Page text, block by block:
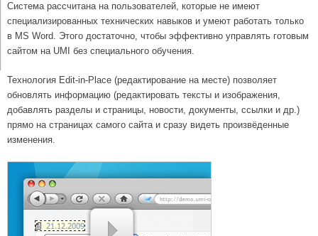
Система рассчитана на пользователей, которые не имеют
специализированных технических навыков и умеют работать только
в MS Word. Этого достаточно, чтобы эффективно управлять готовым
сайтом на UMI без специального обучения.
Технология Edit-in-Place (редактирование на месте) позволяет
обновлять информацию (редактировать тексты и изображения,
добавлять разделы и страницы, новости, документы, ссылки и др.)
прямо на страницах самого сайта и сразу видеть произвёденные
изменения.